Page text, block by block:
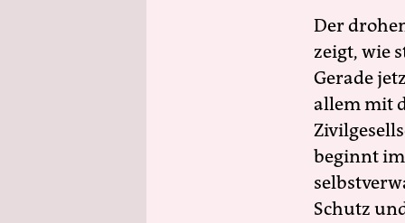
Der
zeigt, wie
Gerade
allem mit
beginnt
Schutz